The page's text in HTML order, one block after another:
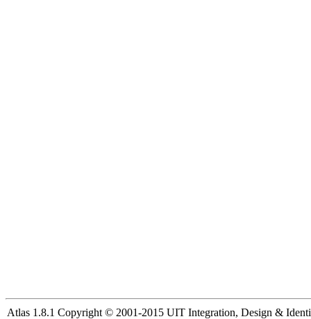
Atlas 1.8.1 Copyright © 2001-2015 UIT Integration, Design &